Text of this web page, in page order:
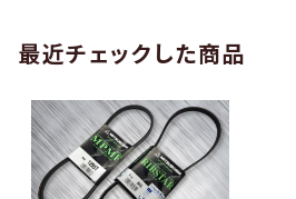
最近チェックした商品